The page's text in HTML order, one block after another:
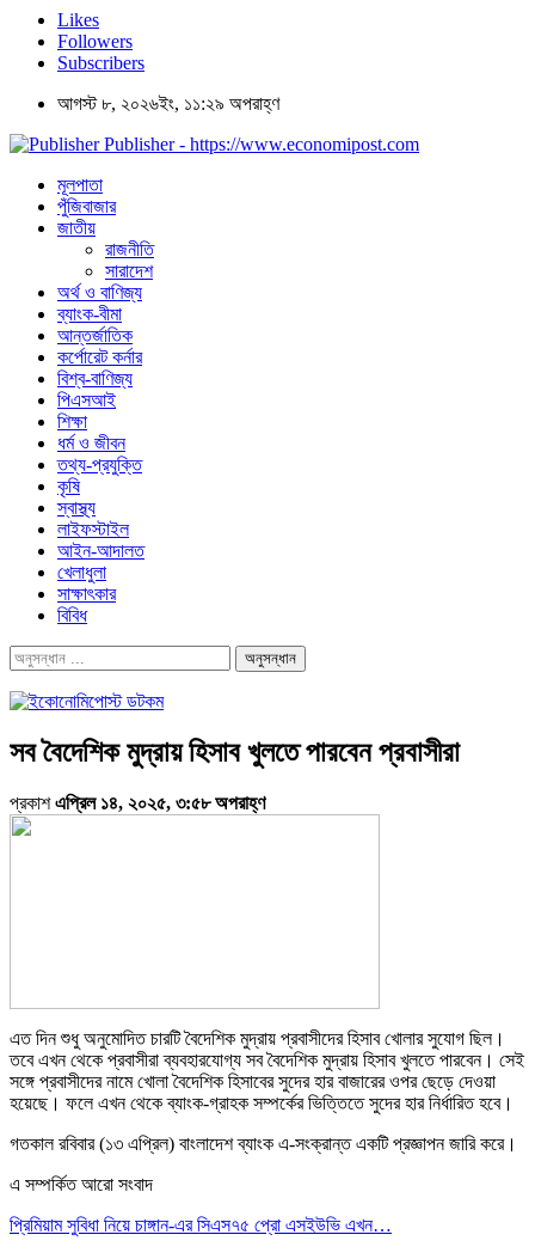
Likes
Followers
Subscribers
আগস্ট ৮, ২০২৬ইং, ১১:২৯ অপরাহ্ণ
Publisher - https://www.economipost.com
মূলপাতা
পুঁজিবাজার
জাতীয়
রাজনীতি
সারাদেশ
অর্থ ও বাণিজ্য
ব্যাংক-বীমা
আন্তর্জাতিক
কর্পোরেট কর্নার
বিশ্ব-বাণিজ্য
পিএসআই
শিক্ষা
ধর্ম ও জীবন
তথ্য-প্রযুক্তি
কৃষি
স্বাস্থ্য
লাইফস্টাইল
আইন-আদালত
খেলাধুলা
সাক্ষাৎকার
বিবিধ
সব বৈদেশিক মুদ্রায় হিসাব খুলতে পারবেন প্রবাসীরা
প্রকাশএপ্রিল ১৪, ২০২৫, ৩:৫৮ অপরাহ্ণ
এত দিন শুধু অনুমোদিত চারটি বৈদেশিক মুদ্রায় প্রবাসীদের হিসাব খোলার সুযোগ ছিল।
তবে এখন থেকে প্রবাসীরা ব্যবহারযোগ্য সব বৈদেশিক মুদ্রায় হিসাব খুলতে পারবেন। সেই
সঙ্গে প্রবাসীদের নামে খোলা বৈদেশিক হিসাবের সুদের হার বাজারের ওপর ছেড়ে দেওয়া
হয়েছে। ফলে এখন থেকে ব্যাংক-গ্রাহক সম্পর্কের ভিত্তিতে সুদের হার নির্ধারিত হবে।
গতকাল রবিবার (১৩ এপ্রিল) বাংলাদেশ ব্যাংক এ-সংক্রান্ত একটি প্রজ্ঞাপন জারি করে।
এ সম্পর্কিত আরো সংবাদ
প্রিমিয়াম সুবিধা নিয়ে চাঙ্গান-এর সিএস৭৫ প্রো এসইউভি এখন…